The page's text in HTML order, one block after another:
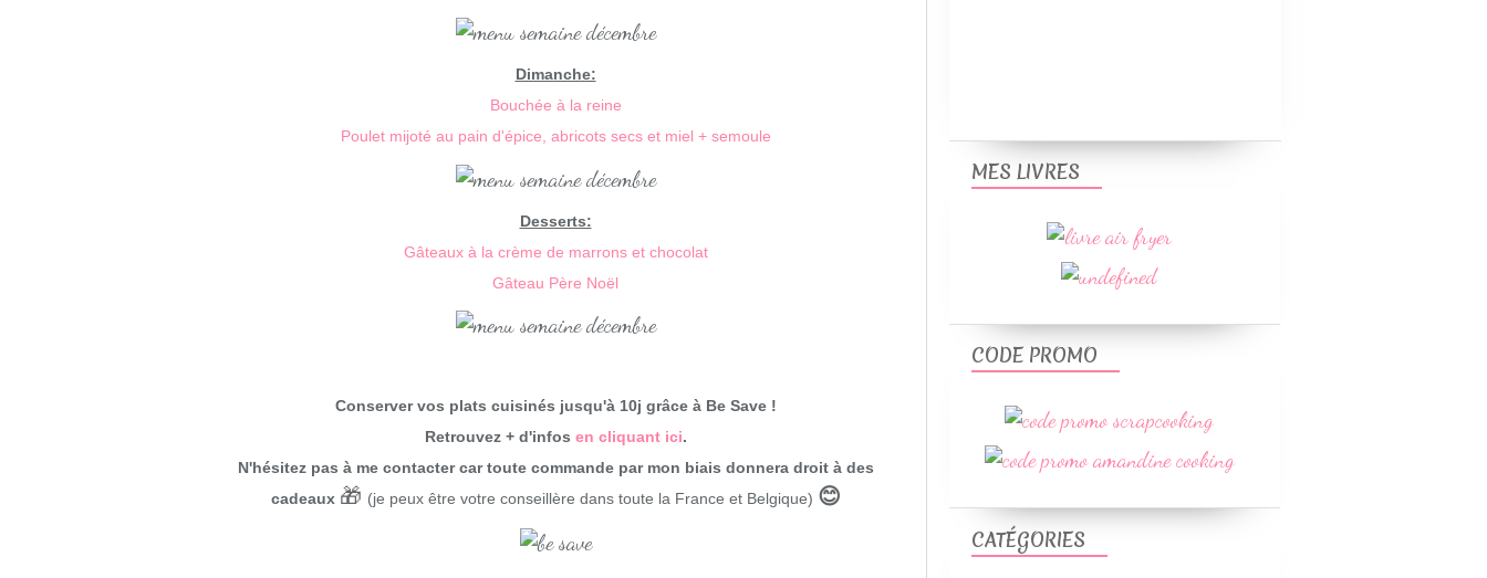
Dimanche:
Bouchée à la reine
Poulet mijoté au pain d'épice, abricots secs et miel + semoule
Desserts:
Gâteaux à la crème de marrons et chocolat
Gâteau Père Noël
Conserver vos plats cuisinés jusqu'à 10j grâce à Be Save !
Retrouvez + d'infos en cliquant ici.
N'hésitez pas à me contacter car toute commande par mon biais donnera droit à des
cadeaux 🎁 (je peux être votre conseillère dans toute la France et Belgique) 😊
CATÉGORIES
MES LIVRES
CODE PROMO